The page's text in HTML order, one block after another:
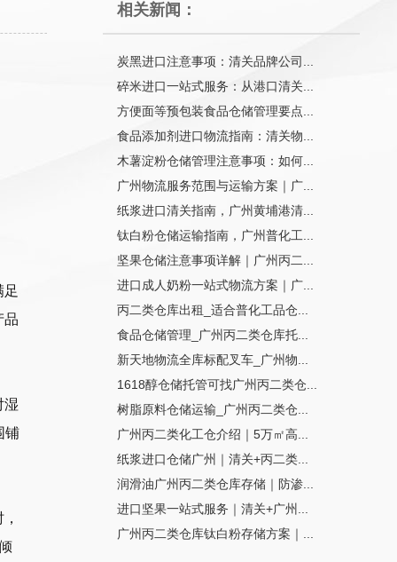
足
品
湿
铺
相关新闻：
炭黑进口注意事项：清关品牌公司...
碎米进口一站式服务：从港口清关...
方便面等预包装食品仓储管理要点...
食品添加剂进口物流指南：清关物...
木薯淀粉仓储管理注意事项：如何...
广州物流服务范围与运输方案｜广...
纸浆进口清关指南，广州黄埔港清...
钛白粉仓储运输指南，广州普化工...
坚果仓储注意事项详解｜广州丙二...
进口成人奶粉一站式物流方案｜广...
丙二类仓库出租_适合普化工品仓...
食品仓储管理_广州丙二类仓库托...
新天地物流全库标配叉车_广州物...
1618醇仓储托管可找广州丙二类仓...
树脂原料仓储运输_广州丙二类仓...
广州丙二类化工仓介绍｜5万㎡高...
纸浆进口仓储广州｜清关+丙二类...
润滑油广州丙二类仓库存储｜防渗...
进口坚果一站式服务｜清关+广州...
广州丙二类仓库钛白粉存储方案｜...